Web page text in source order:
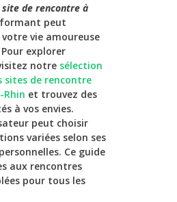
site de rencontre à
peut
vie amoureuse
explorer
notre sélection
sites de rencontre
Rhin et trouvez des
à vos envies.
peut choisir
variées selon ses
Ce guide
aux rencontres
pour tous les